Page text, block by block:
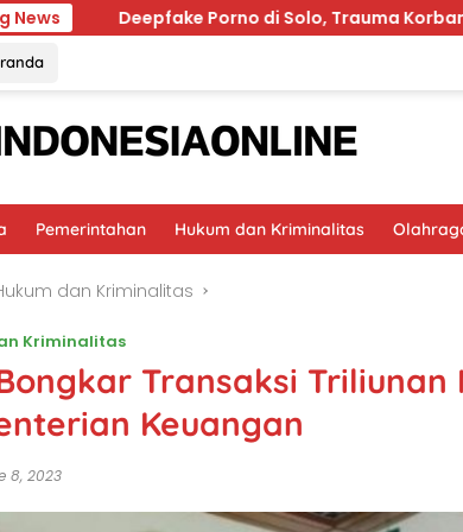
News Porno di Solo, Trauma Korban dan
Pemerintahan Hukum dan Kriminalitas
dan Kriminalitas
Kriminalitas
Transaksi
Keuangan
8, 2023